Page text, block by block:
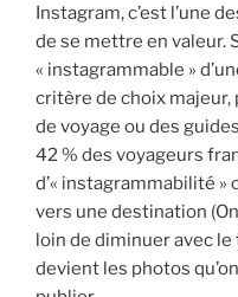
Instagram, c’est l’une
de se mettre en valeur.
« instagrammable »
critère de choix majeur,
de voyage ou des
42 % des voyageurs
d’« instagrammabilité
vers une destination
loin de diminuer avec le
devient les photos